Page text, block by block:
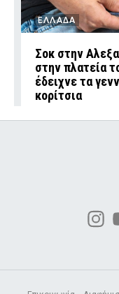
ΕΛΛΑΔΑ
Σοκ στην
στην πλατεία
έδειχνε τα
κορίτσια